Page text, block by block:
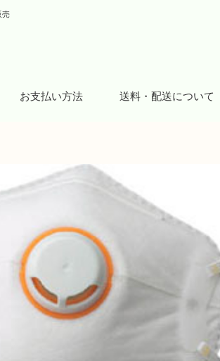
売
お支払い方法 送料・配送について